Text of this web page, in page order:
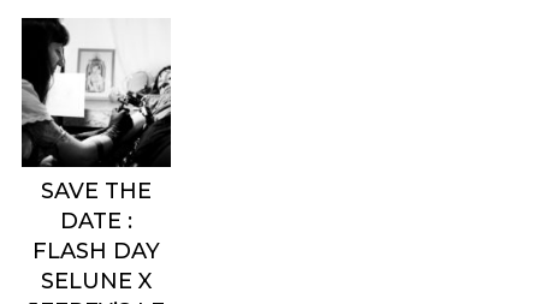
SAVE THE
DATE :
FLASH DAY
SELUNE X